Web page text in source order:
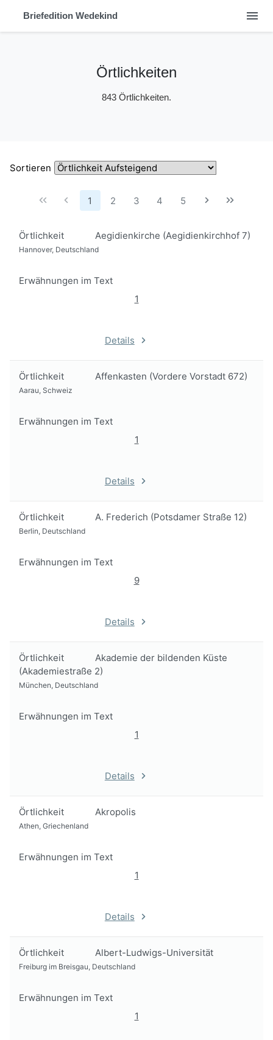
Briefedition Wedekind menu
Örtlichkeiten
843 Örtlichkeiten.
Sortieren
1 2 3 4 5
Örtlichkeit Aegidienkirche (Aegidienkirchhof 7)
Hannover, Deutschland
Erwähnungen im Text
1
Details
Örtlichkeit Affenkasten (Vordere Vorstadt 672)
Aarau, Schweiz
Erwähnungen im Text
1
Details
Örtlichkeit A. Frederich (Potsdamer Straße 12)
Berlin, Deutschland
Erwähnungen im Text
9
Details
Örtlichkeit
Akademie der bildenden Küste
(Akademiestraße 2)
München, Deutschland
Erwähnungen im Text
1
Details
Örtlichkeit Akropolis
Athen, Griechenland
Erwähnungen im Text
1
Details
Örtlichkeit Albert-Ludwigs-Universität
Freiburg im Breisgau, Deutschland
Erwähnungen im Text
1